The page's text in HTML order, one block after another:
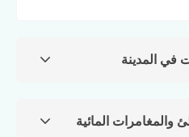
في المدينة
والمغامرات المائية